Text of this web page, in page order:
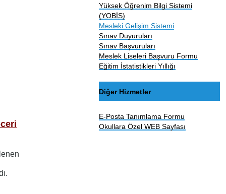
Yüksek Öğrenim Bilgi Sistemi
(YOBİS)
Mesleki Gelişim Sistemi
Sınav Duyuruları
Sınav Başvuruları
Meslek Liseleri Başvuru Formu
Eğitim İstatistikleri Yıllığı
Diğer Hizmetler
E-Posta Tanımlama Formu
Okullara Özel WEB Sayfası